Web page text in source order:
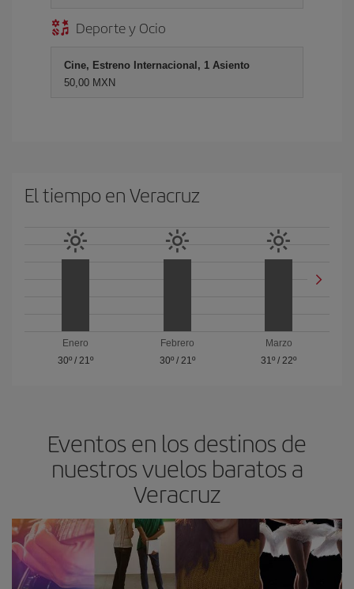
Deporte y Ocio
Cine, Estreno Internacional, 1 Asiento
50,00 MXN
El tiempo en Veracruz
Enero
30º/ 21º
Febrero
30º/ 21º
Marzo
31º / 22º
Eventos en los destinos de
nuestros vuelos baratos a
Veracruz